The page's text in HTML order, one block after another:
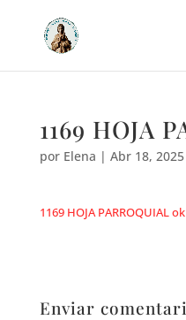
1169 HOJA
por Elena | Abr 18, 2025
1169 HOJA PARROQUIAL ok
Enviar